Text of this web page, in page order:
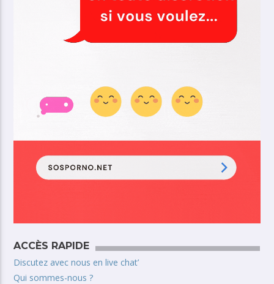
ACCÈS RAPIDE
Discutez avec nous en live chat’
Qui sommes-nous ?